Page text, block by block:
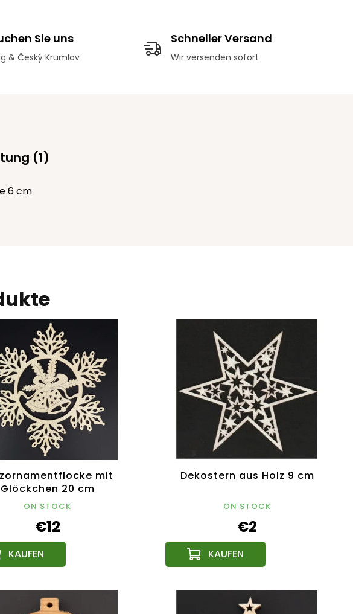
Sie uns
& Český Krumlov
Schneller Versand
Wir versenden sofort
mit
Glöckchen 20 cm
ON STOCK
€12
Dekostern aus Holz 9 cm
ON STOCK
€2
(1)
6 cm